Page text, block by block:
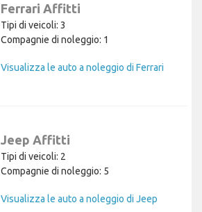
Ferrari Affitti
Tipi di veicoli: 3
Compagnie di noleggio: 1
Visualizza le auto a noleggio di Ferrari
Jeep Affitti
Tipi di veicoli: 2
Compagnie di noleggio: 5
Visualizza le auto a noleggio di Jeep